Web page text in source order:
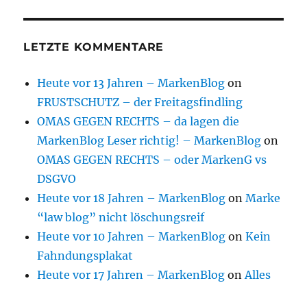
LETZTE KOMMENTARE
Heute vor 13 Jahren – MarkenBlog on
FRUSTSCHUTZ – der Freitagsfindling
OMAS GEGEN RECHTS – da lagen die
MarkenBlog Leser richtig! – MarkenBlog on
OMAS GEGEN RECHTS – oder MarkenG vs
DSGVO
Heute vor 18 Jahren – MarkenBlog onMarke
“law blog” nicht löschungsreif
Heute vor 10 Jahren – MarkenBlog onKein
Fahndungsplakat
Heute vor 17 Jahren – MarkenBlog onAlles